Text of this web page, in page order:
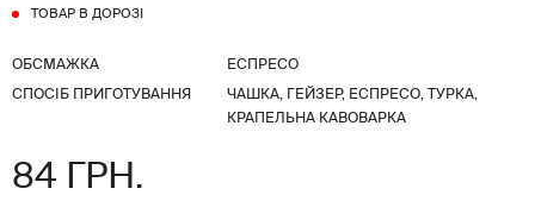
ТОВАР В ДОРОЗІ
ОБСМАЖКА ЕСПРЕСО
СПОСІБ ПРИГОТУВАННЯ
ЧАШКА, ГЕЙЗЕР, ЕСПРЕСО, ТУРКА,
КРАПЕЛЬНА КАВОВАРКА
84 ГРН.